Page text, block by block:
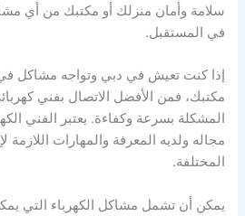
سلامة وأمان منزلك أو مكتبك من أي
في المستقبل.
إذا كنت تعيش في دبي وتواجه مشاكل
مكتبك، فمن الأفضل الاتصال بفني
المشكلة بسرعة وكفاءة. يعتبر الفني
مجاله ولديه المعرفة والمهارات اللازمة
المختلفة.
يمكن أن تشمل مشاكل الكهرباء التي